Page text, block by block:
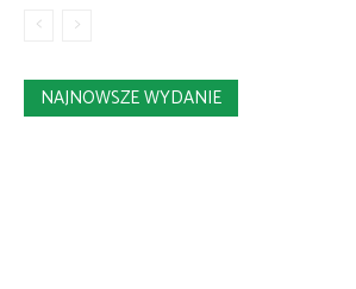
NAJNOWSZE WYDANIE